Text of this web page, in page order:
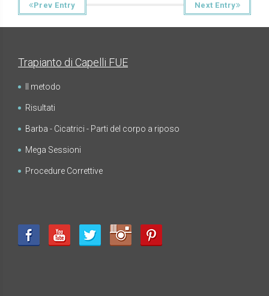
Prev Entry Next Entry
Trapianto di Capelli FUE
Il metodo
Risultati
Barba - Cicatrici - Parti del corpo a riposo
Mega Sessioni
Procedure Correttive